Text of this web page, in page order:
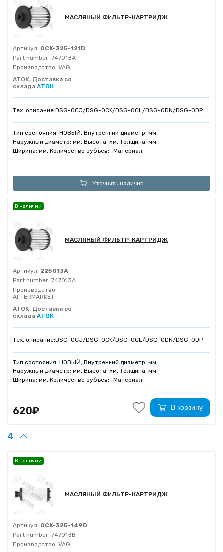
МАСЛЯНЫЙ ФИЛЬТР-КАРТРИДЖ
Артикул: 0CK-325-121D
Part number: 747013A
Производство: VAG
ATOK, Доставка со
склада АТОК
Тех. описание:DSG-0CJ/DSG-0CK/DSG-0CL/DSG-0DN/DSG-0DP
Тип состояния: НОВЫЙ, Внутренний диаметр: мм,
Наружный диаметр: мм, Высота: мм, Толщина: мм,
Ширина: мм, Количество зубъев: , Материал:
Уточнить наличие
МАСЛЯНЫЙ ФИЛЬТР-КАРТРИДЖ
Артикул: 225013A
Part number: 747013A
Производство:
AFTERMARKET
ATOK, Доставка со
склада АТОК
Тех. описание:DSG-0CJ/DSG-0CK/DSG-0CL/DSG-0DN/DSG-0DP
Тип состояния: НОВЫЙ, Внутренний диаметр: мм,
Наружный диаметр: мм, Высота: мм, Толщина: мм,
Ширина: мм, Количество зубъев: , Материал:
В наличии
620₽ В корзину
4
МАСЛЯНЫЙ ФИЛЬТР-КАРТРИДЖ
Артикул: 0CK-325-149D
Part number: 747013B
Производство: VAG
В наличии